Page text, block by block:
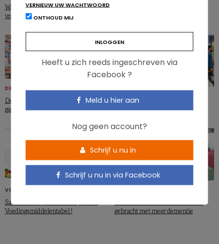
Waar komen de calorieën in ons
voedsel vandaan?
DELHAIZE
De Nutri-Score wordt aangepast: wat
gaat er veranderen?
VOEDINGSMIDDELEN
Clean label: een populaire trend!
VOEDINGSMIDDELEN
Samenstelling checken ? Kijk in de
Voedingsmiddelentabel !
gebracht met meer dementie
VERNIEUW UW WACHTWOORD
ONTHOUD MIJ
Heeft u zich reeds ingeschreven via
Facebook ?
Meld u hier aan
Nog geen account?
Schrijf u nu in
Schrijf u nu in via Facebook